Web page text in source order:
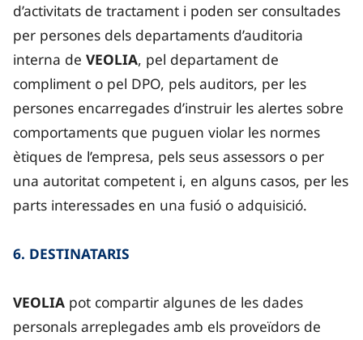
d’activitats de tractament i poden ser consultades
per persones dels departaments d’auditoria
interna de VEOLIA, pel departament de
compliment o pel DPO, pels auditors, per les
persones encarregades d’instruir les alertes sobre
comportaments que puguen violar les normes
ètiques de l’empresa, pels seus assessors o per
una autoritat competent i, en alguns casos, per les
parts interessades en una fusió o adquisició.
6. DESTINATARIS
VEOLIA pot compartir algunes de les dades
personals arreplegades amb els proveïdors de